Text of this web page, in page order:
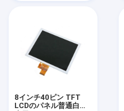
8インチ40ピン TFT
LCDのパネル普通白い